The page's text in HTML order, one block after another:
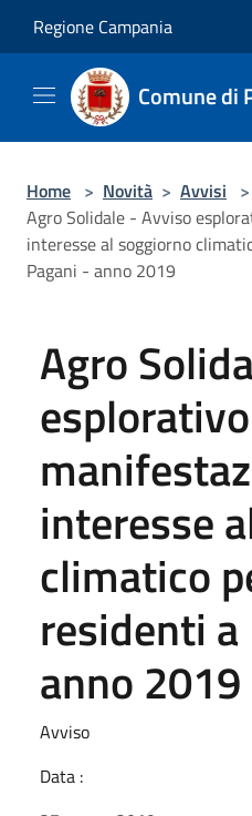
Regione Campania
Comune di
Home > Novità > Avvisi >
Agro Solidale - Avviso
interesse al soggiorno
Pagani - anno 2019
Agro
interesse
climatico
residenti
anno 2019
Avviso
Data :